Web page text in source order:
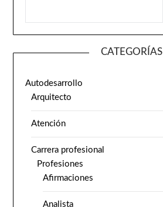
CATEGORÍAS
Autodesarrollo
Arquitecto
Atención
Carrera profesional
Profesiones
Afirmaciones
Analista